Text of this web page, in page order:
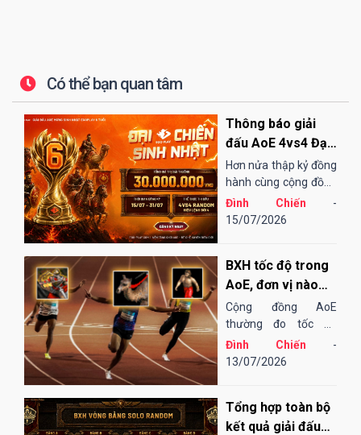
Có thể bạn quan tâm
Thông báo giải
đấu AoE 4vs4 Đại
Chiến Sinh Nhật
EGOPLAY
Hơn nửa thập kỷ đồng
hành cùng cộng đồng
AoE Việt Nam,
EGOPLAY đã không
sân chơi...
Đình Chiến -
15/07/2026
BXH tốc độ trong
AoE, đơn vị nào
"chạy" nhanh
nhất?
Cộng đồng AoE
thường đo tốc độ
chạy của các đơn vị
bằng cảm tính hoặc
song đôi khi lại không
thu hoạch được...
Đình Chiến -
13/07/2026
Tổng hợp toàn bộ
kết quả giải đấu